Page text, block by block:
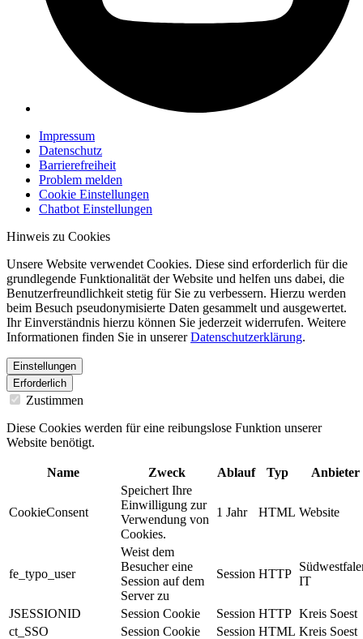
Impressum
Datenschutz
Barrierefreiheit
Problem melden
Cookie Einstellungen
Chatbot Einstellungen
Hinweis zu Cookies
Unsere Website verwendet Cookies. Diese sind erforderlich für die
grundlegende Funktionalität der Website und helfen uns dabei, die
Benutzerfreundlichkeit stetig für Sie zu verbessern. Hierzu werden
beim Besuch pseudonymisierte Daten gesammelt und ausgewertet.
Ihr Einverständnis hierzu können Sie jederzeit widerrufen. Weitere
Informationen finden Sie in unsererDatenschutzerklärung.
Einstellungen
Erforderlich
Zustimmen
Diese Cookies werden für eine reibungslose Funktion unserer
Website benötigt.
Name Zweck Ablauf Typ Anbieter
CookieConsent
Speichert Ihre
Einwilligung zur
Verwendung von
Cookies.
1 Jahr HTML Website
fe_typo_user
Weist dem
Besucher eine
Session auf dem
Server zu
Session HTTP
IT
JSESSIONID Session Cookie Session HTTP Kreis Soest
ct_SSO
Session Cookie Session HTML Kreis Soest